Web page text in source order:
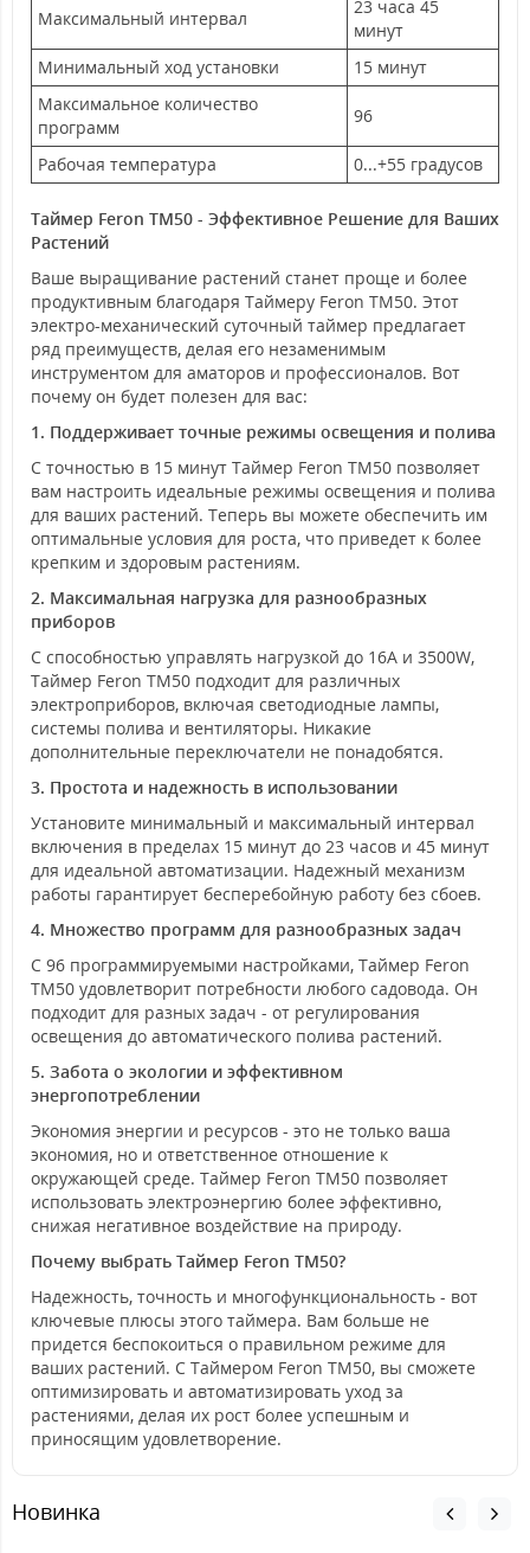
Максимальный интервал
23 часа 45
минут
Минимальный ход установки
15 минут
Максимальное количество
программ
96
Рабочая температура 0...+55 градусов
Таймер Feron TM50 - Эффективное Решение для Ваших
Растений
Ваше выращивание растений станет проще и более
продуктивным благодаря Таймеру Feron TM50. Этот
электро-механический суточный таймер предлагает
ряд преимуществ, делая его незаменимым
инструментом для аматоров и профессионалов. Вот
почему он будет полезен для вас:
1. Поддерживает точные режимы освещения и полива
С точностью в 15 минут Таймер Feron TM50 позволяет
вам настроить идеальные режимы освещения и полива
для ваших растений. Теперь вы можете обеспечить им
оптимальные условия для роста, что приведет к более
крепким и здоровым растениям.
2. Максимальная нагрузка для разнообразных
приборов
С способностью управлять нагрузкой до 16А и 3500W,
Таймер Feron TM50 подходит для различных
электроприборов, включая светодиодные лампы,
системы полива и вентиляторы. Никакие
дополнительные переключатели не понадобятся.
3. Простота и надежность в использовании
Установите минимальный и максимальный интервал
включения в пределах 15 минут до 23 часов и 45 минут
для идеальной автоматизации. Надежный механизм
работы гарантирует бесперебойную работу без сбоев.
4. Множество программ для разнообразных задач
С 96 программируемыми настройками, Таймер Feron
TM50 удовлетворит потребности любого садовода. Он
подходит для разных задач - от регулирования
освещения до автоматического полива растений.
5. Забота о экологии и эффективном
энергопотреблении
Экономия энергии и ресурсов - это не только ваша
экономия, но и ответственное отношение к
окружающей среде. Таймер Feron TM50 позволяет
использовать электроэнергию более эффективно,
снижая негативное воздействие на природу.
Почему выбрать Таймер Feron TM50?
Надежность, точность и многофункциональность - вот
ключевые плюсы этого таймера. Вам больше не
придется беспокоиться о правильном режиме для
ваших растений. С Таймером Feron TM50, вы сможете
оптимизировать и автоматизировать уход за
растениями, делая их рост более успешным и
приносящим удовлетворение.
Новинка